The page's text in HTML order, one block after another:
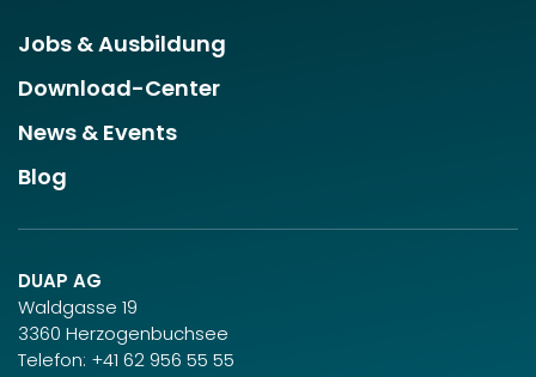
Jobs & Ausbildung
Download-Center
News & Events
Blog
DUAP AG
Waldgasse 19
3360 Herzogenbuchsee
Telefon: +41 62 956 55 55